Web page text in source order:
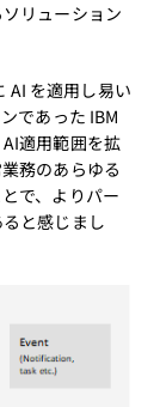
リューション
AI を適用し易い
であった IBM
適用範囲を拡
務のあらゆる
で、よりパー
と感じまし